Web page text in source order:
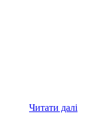
Читати далі